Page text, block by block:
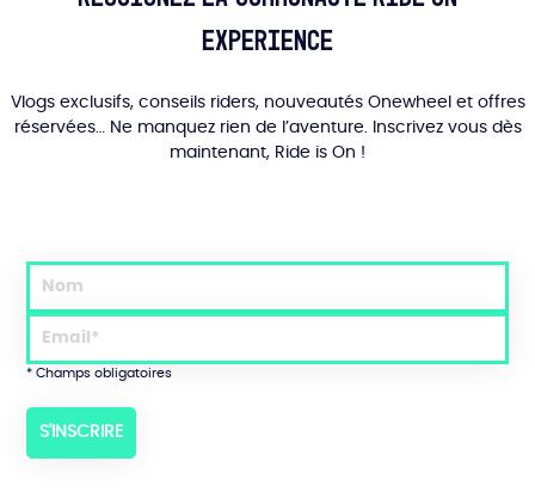
Experience
Vlogs exclusifs, conseils riders, nouveautés Onewheel et offres
réservées… Ne manquez rien de l’aventure. Inscrivez vous dès
maintenant, Ride is On !
* Champs obligatoires